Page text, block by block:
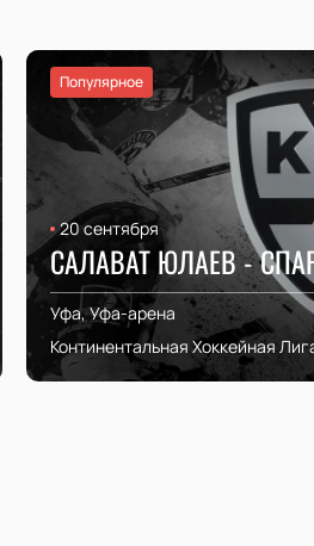
Популярное
20 сентября
САЛАВАТ ЮЛАЕВ -
Уфа, Уфа-арена
Континентальная Хоккейная